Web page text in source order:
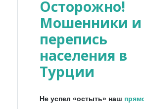
Осторожно!
Мошенники и
перепись
населения в
Турции
Не успел «остыть» наш